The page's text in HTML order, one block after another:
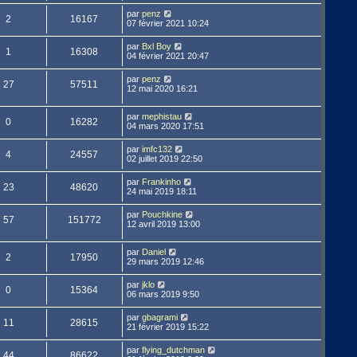
2 16167 par penz
07 février 2021 10:24
1 16308 par Bxl Boy
04 février 2021 20:47
27 57511 par penz
12 mai 2020 16:21
0 16282 par mephistau
04 mars 2020 17:51
4 24557 par imfc132
02 juillet 2019 22:50
23 48620 par Frankinho
24 mai 2019 18:11
57 151772 par Pouchkine
12 avril 2019 13:00
2 17950 par Daniel
29 mars 2019 12:46
0 15364 par jklo
06 mars 2019 9:50
11 28615 par gbagrami
21 février 2019 15:22
par flying_dutchman